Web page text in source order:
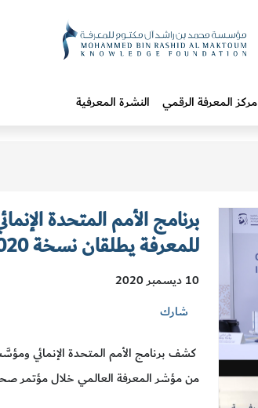
مركز المعرفة الرقمي النشرة المعرفية
برنامج الأمم المتحدة
للمعرفة يطلقان نسخة 2020 من مؤشر المعرفة العالمي
10 ديسمبر 2020
شارك
من مؤشر المعرفة العالمي خلال مؤتمر